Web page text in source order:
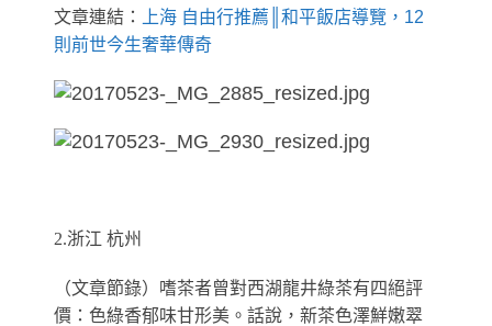
文章連結：
上海 自由行推薦║和平飯店導覽，12
則前世今生奢華傳奇
2.浙江 杭州
（文章節錄） 嗜茶者曾對西湖龍井綠茶有四絕評
價：色綠香郁味甘形美。話說，新茶色澤鮮嫩翠